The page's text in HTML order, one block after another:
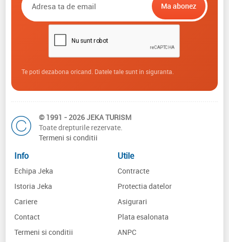
Te poti dezabona oricand. Datele tale sunt in siguranta.
© 1991 - 2026 JEKA TURISM
Toate drepturile rezervate.
Termeni si conditii
Info
Echipa Jeka
Istoria Jeka
Cariere
Contact
Termeni si conditii
Utile
Contracte
Protectia datelor
Asigurari
Plata esalonata
ANPC